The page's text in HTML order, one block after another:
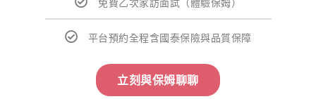
免費乙次家訪面試（體驗保姆）
平台預約全程含國泰保險與品質保障
立刻與保姆聊聊